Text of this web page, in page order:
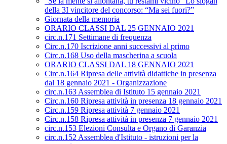
della 3I vincitore del concorso: “Ma sei fuori?”
Giornata della memoria
ORARIO CLASSI DAL 25 GENNAIO 2021
circ.n.171 Settimane di frequenza
Circ.n.170 Iscrizione anni successivi al primo
Circ.n.168 Uso della mascherina a scuola
ORARIO CLASSI DAL 18 GENNAIO 2021
Circ.n.164 Ripresa delle attività didattiche in presenza
dal 18 gennaio 2021 - Organizzazione
circ.n.163 Assemblea di Istituto 15 gennaio 2021
Circ.n.160 Ripresa attività in presenza 18 gennaio 2021
Circ.n.159 Ripresa attività 7 gennaio 2021
Circ.n.158 Ripresa attività in presenza 7 gennaio 2021
circ.n.153 Elezioni Consulta e Organo di Garanzia
circ.n.152 Assemblea d'Istituto - istruzioni per la